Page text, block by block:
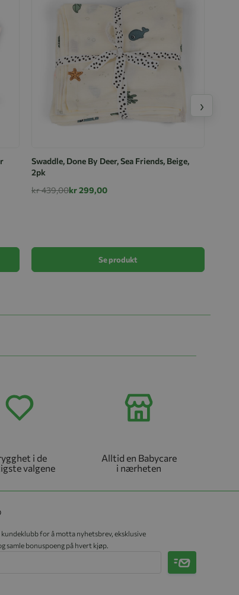
Swaddle, Done By Deer, Sea Friends, Beige,
2pk
kr 439,00kr 299,00
Se produkt
›
i de
valgene
Alltid en Babycare
i nærheten
kundeklubb for å motta nyhetsbrev, eksklusive
samle bonuspoeng på hvert kjøp.
Meld på